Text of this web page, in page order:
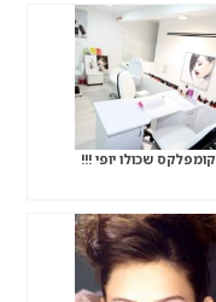
קומפלקס שכולו יופי !!!